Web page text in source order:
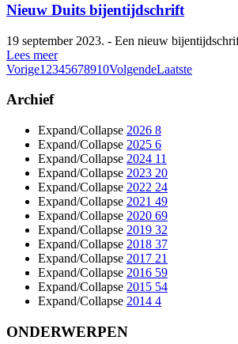
Nieuw Duits bijentijdschrift
19 september 2023. - Een nieuw
Lees meer
Vorige1 2345678910VolgendeLaatste
Archief
Expand/Collapse 2026 8
Expand/Collapse 2025 6
Expand/Collapse 2024 11
Expand/Collapse 2023 20
Expand/Collapse 2022 24
Expand/Collapse 2021 49
Expand/Collapse 2020 69
Expand/Collapse 2019 32
Expand/Collapse 2018 37
Expand/Collapse 2017 21
Expand/Collapse 2016 59
Expand/Collapse 2015 54
Expand/Collapse 2014 4
ONDERWERPEN